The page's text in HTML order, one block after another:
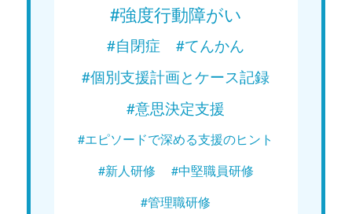
#強度行動障がい
#自閉症
#てんかん
#個別支援計画とケース記録
#意思決定支援
#エピソードで深める支援のヒント
#新人研修
#中堅職員研修
#管理職研修